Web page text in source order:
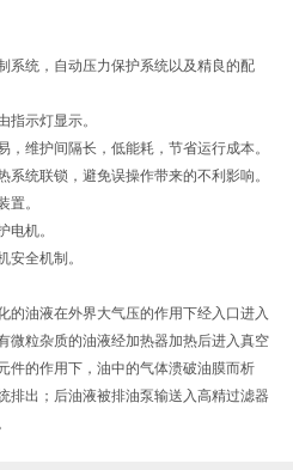
系统，自动压力保护系统以及精良的配
指示灯显示。
维护间隔长，低能耗，节省运行成本。
统联锁，避免误操作带来的不利影响。
置。
电机。
安全机制。
的油液在外界大气压的作用下经入口进入
微粒杂质的油液经加热器加热后进入真空
件的作用下，油中的气体溃破油膜而析
排出；后油液被排油泵输送入高精过滤器